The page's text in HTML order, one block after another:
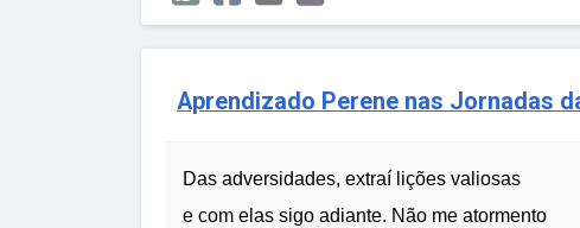
Aprendizado Perene nas Jornadas
Das adversidades, extraí lições valiosas
e com elas sigo adiante. Não me atormento